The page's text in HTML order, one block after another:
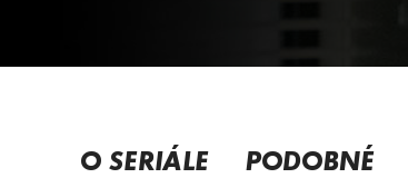
O SERIÁLE PODOBNÉ